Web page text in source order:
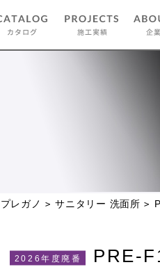
レガノ サニタリー 洗面所
PRE-
2026年度廃番